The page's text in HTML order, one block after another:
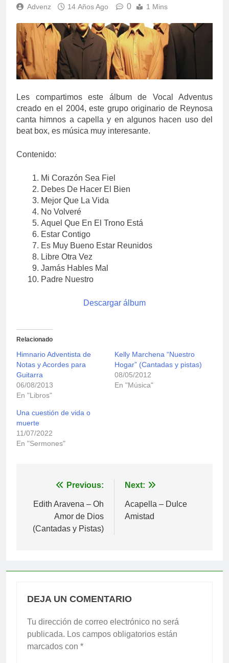
Advenz 14 Años Ago 0 1 Mins
Les compartimos este álbum de Vocal Adventus
creado en el 2004, este grupo originario de Reynosa
canta himnos a capella y en algunos hacen uso del
beat box, es música muy interesante.
Contenido:
Mi Corazón Sea Fiel
Debes De Hacer El Bien
Mejor Que La Vida
No Volveré
Aquel Que En El Trono Está
Estar Contigo
Es Muy Bueno Estar Reunidos
Libre Otra Vez
Jamás Hables Mal
Padre Nuestro
Descargar álbum
Relacionado
Himnario Adventista de
Notas y Acordes para
Guitarra
06/08/2013
En "Libros"
Kelly Marchena “Nuestro
Hogar” (Cantadas y pistas)
08/05/2012
En "Música"
Una cuestión de vida o
muerte
11/07/2022
En "Sermones"
Navegación
de
entradas
Previous:
Edith Aravena – Oh
Amor de Dios
(Cantadas y Pistas)
Next:
Acapella – Dulce
Amistad
DEJA UN COMENTARIO
Tu dirección de correo electrónico no será
publicada. Los campos obligatorios están
marcados con *